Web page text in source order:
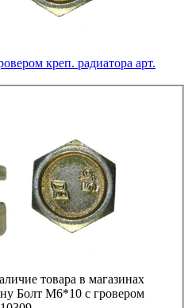
креп. радиатора арт.
товара в магазинах
Болт М6*10 с гровером